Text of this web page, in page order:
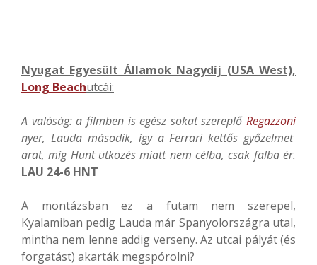
Nyugat Egyesült Államok Nagydíj (USA West),
Long Beachutcái:
A valóság: a filmben is egész sokat szereplő Regazzoni
nyer, Lauda második, így a Ferrari kettős győzelmet
arat, míg Hunt ütközés miatt nem célba, csak falba ér.
LAU 24-6 HNT
A montázsban ez a futam nem szerepel,
Kyalamiban pedig Lauda már Spanyolországra utal,
mintha nem lenne addig verseny. Az utcai pályát (és
forgatást) akarták megspórolni?